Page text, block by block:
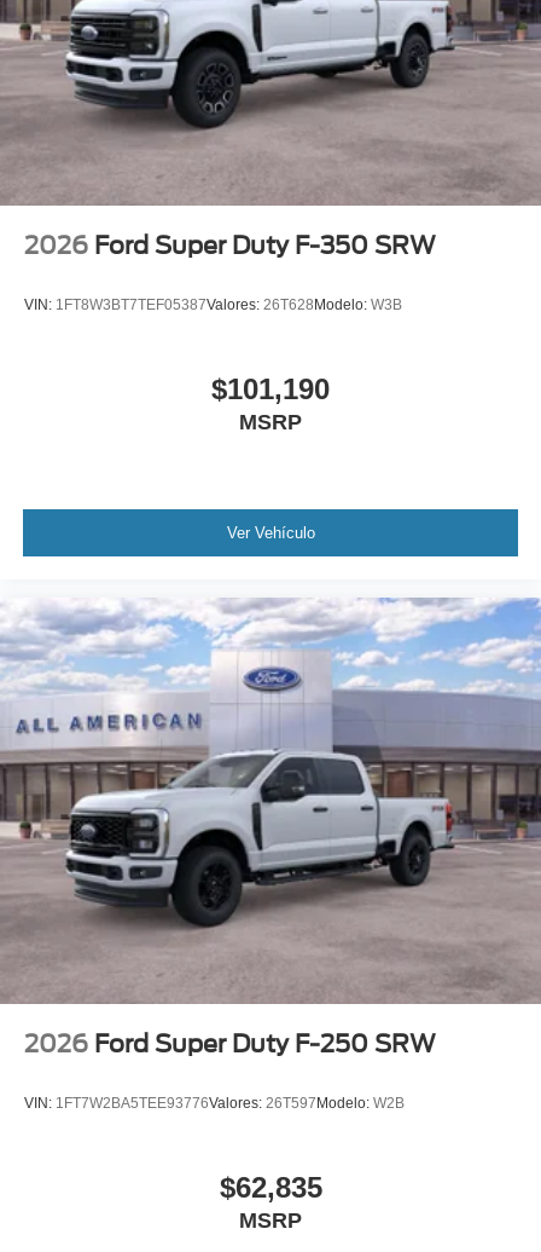
Tailgate/Rear Door Lock Included w/Power Door Locks
Tires: 275/65R18 BSW A/T
2026 Ford Super Duty F-350 SRW
VIN: 1FT8W3BT7TEF05387Valores: 26T628 Modelo: W3B
$101,190
MSRP
Ver Vehículo
2026 Ford Super Duty F-250 SRW
VIN: 1FT7W2BA5TEE93776Valores: 26T597 Modelo: W2B
$62,835
MSRP